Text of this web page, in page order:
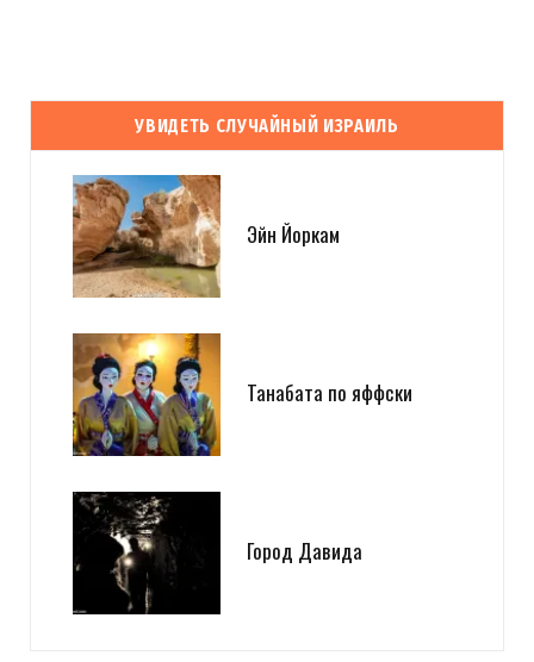
УВИДЕТЬ СЛУЧАЙНЫЙ ИЗРАИЛЬ
Эйн Йоркам
Танабата по яффски
Город Давида